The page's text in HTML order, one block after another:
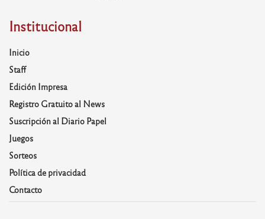
Institucional
Inicio
Staff
Edición Impresa
Registro Gratuito al News
Suscripción al Diario Papel
Juegos
Sorteos
Política de privacidad
Contacto